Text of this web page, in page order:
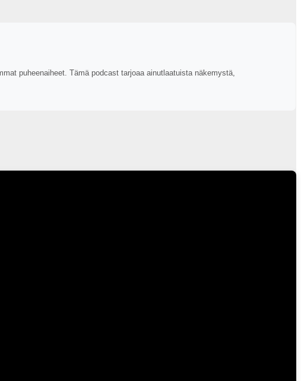
puheenaiheet. Tämä podcast tarjoaa ainutlaatuista näkemystä,